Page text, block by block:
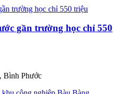
gần trường học chỉ 550
Bình Phước